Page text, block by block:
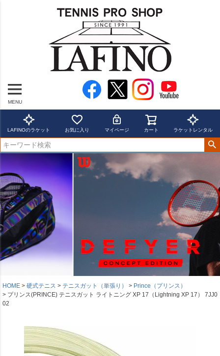
MENU
LAFINOのラケット お気に入り マイページ カート ラケットレンタル
HOME 硬式テニス テニスガット（単張り）
Prince（プリンス）
プリンス(PRINCE) テニスガット ライトニング XP 17（Lightning XP 17） 7JJ0
02